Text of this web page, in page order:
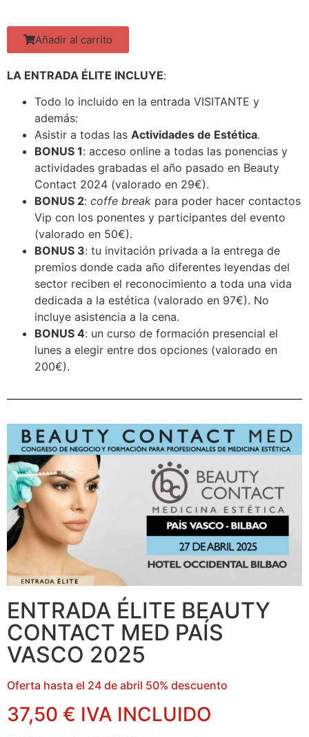
Añadir al carrito
LA ENTRADA ÉLITE INCLUYE:
Todo lo incluido en la entrada VISITANTE y
además:
Asistir a todas las Actividades de Estética.
BONUS 1: acceso online a todas las ponencias y
actividades grabadas el año pasado en Beauty
Contact 2024 (valorado en 29€).
BONUS 2: coffe break para poder hacer contactos
Vip con los ponentes y participantes del evento
(valorado en 50€).
BONUS 3: tu invitación privada a la entrega de
premios donde cada año diferentes leyendas del
sector reciben el reconocimiento a toda una vida
dedicada a la estética (valorado en 97€). No
incluye asistencia a la cena.
BONUS 4: un curso de formación presencial el
lunes a elegir entre dos opciones (valorado en
200€).
ENTRADA ÉLITE BEAUTY
CONTACT MED PAÍS
VASCO 2025
Oferta hasta el 24 de abril 50% descuento
37,50 € IVA INCLUIDO